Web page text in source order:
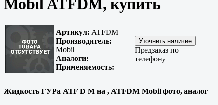
Mobil ATFDM, купить
Артикул: ATFDM
Производитель:
Mobil
Аналоги:
Применяемость:
Предзаказ по
телефону
Жидкость ГУРа ATF D M на , ATFDM Mobil фото, аналог